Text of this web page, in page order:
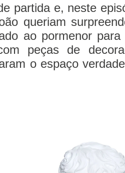
partida e, neste
queriam
ao pormenor
peças de
o espaço